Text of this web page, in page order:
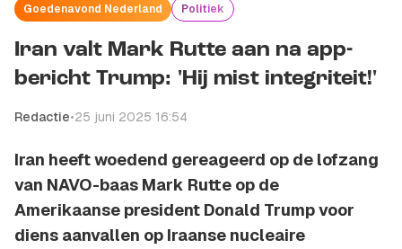
Goedenavond Nederland Politiek
Iran valt Mark Rutte aan na app-
bericht Trump: 'Hij mist integriteit!'
Redactie•25 juni 2025 16:54
Iran heeft woedend gereageerd op de lofzang
van NAVO-baas Mark Rutte op de
Amerikaanse president Donald Trump voor
diens aanvallen op Iraanse nucleaire